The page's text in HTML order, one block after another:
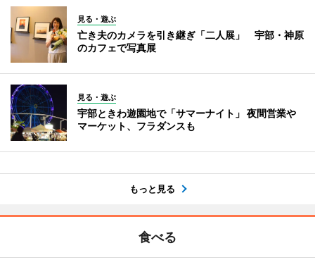
見る・遊ぶ
亡き夫のカメラを引き継ぎ「二人展」 宇部・神原
のカフェで写真展
見る・遊ぶ
宇部ときわ遊園地で「サマーナイト」 夜間営業や
マーケット、フラダンスも
もっと見る
食べる